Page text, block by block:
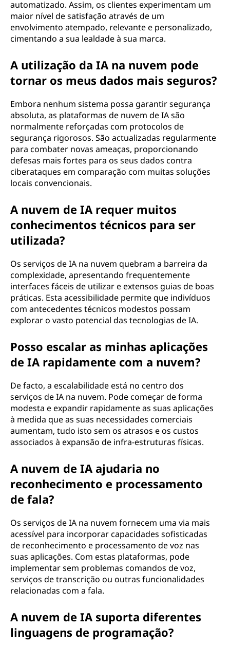
automatizado. Assim, os clientes experimentam um
maior nível de satisfação através de um
envolvimento atempado, relevante e personalizado,
cimentando a sua lealdade à sua marca.
A utilização da IA na nuvem pode
tornar os meus dados mais seguros?
Embora nenhum sistema possa garantir segurança
absoluta, as plataformas de nuvem de IA são
normalmente reforçadas com protocolos de
segurança rigorosos. São actualizadas regularmente
para combater novas ameaças, proporcionando
defesas mais fortes para os seus dados contra
ciberataques em comparação com muitas soluções
locais convencionais.
A nuvem de IA requer muitos
conhecimentos técnicos para ser
utilizada?
Os serviços de IA na nuvem quebram a barreira da
complexidade, apresentando frequentemente
interfaces fáceis de utilizar e extensos guias de boas
práticas. Esta acessibilidade permite que indivíduos
com antecedentes técnicos modestos possam
explorar o vasto potencial das tecnologias de IA.
Posso escalar as minhas aplicações
de IA rapidamente com a nuvem?
De facto, a escalabilidade está no centro dos
serviços de IA na nuvem. Pode começar de forma
modesta e expandir rapidamente as suas aplicações
à medida que as suas necessidades comerciais
aumentam, tudo isto sem os atrasos e os custos
associados à expansão de infra-estruturas físicas.
A nuvem de IA ajudaria no
reconhecimento e processamento
de fala?
Os serviços de IA na nuvem fornecem uma via mais
acessível para incorporar capacidades sofisticadas
de reconhecimento e processamento de voz nas
suas aplicações. Com estas plataformas, pode
implementar sem problemas comandos de voz,
serviços de transcrição ou outras funcionalidades
relacionadas com a fala.
A nuvem de IA suporta diferentes
linguagens de programação?